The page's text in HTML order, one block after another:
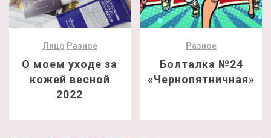
Лицо Разное
О моем уходе за
кожей весной
2022
Разное
Болталка №24
«Чернопятничная»